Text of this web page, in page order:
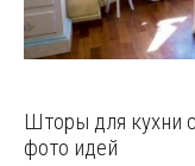
Шторы для кухни
фото идей